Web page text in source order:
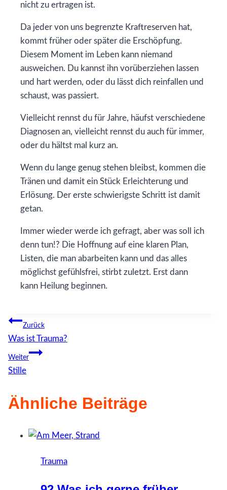
nicht zu ertragen ist.
Da jeder von uns begrenzte Kraftreserven hat,
kommt früher oder später die Erschöpfung.
Diesem Moment im Leben kann niemand
ausweichen. Du kannst ihn vorüberziehen lassen
und hart werden, oder du lässt dich reinfallen und
schaust, was passiert.
Vielleicht rennst du für Jahre, häufst verschiedene
Diagnosen an, vielleicht rennst du auch für immer,
oder du hältst mal kurz an.
Wenn du lange genug stehen bleibst, kommen die
Tränen und damit ein Stück Erleichterung und
Erlösung. Der erste schwierigste Schritt ist damit
getan.
Immer wieder werde ich gefragt, aber was soll ich
denn tun!? Die Hoffnung auf eine klaren Plan,
Listen, die man abarbeiten kann und das alles
möglichst gefühlsfrei, stirbt zuletzt. Erst dann
kann Heilung beginnen.
Beitragsnavigation
Zurück
Was ist Trauma?
Weiter
Stille
Ähnliche Beiträge
Trauma